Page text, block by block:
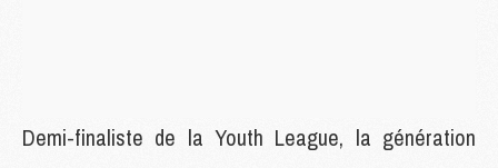
Demi-finaliste de la Youth League, la génération